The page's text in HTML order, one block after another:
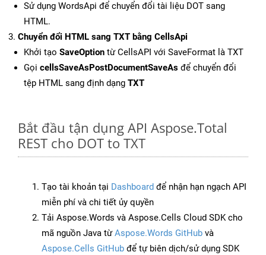
Sử dụng WordsApi để chuyển đổi tài liệu DOT sang
HTML.
Chuyển đổi HTML sang TXT bằng CellsApi
Khởi tạo SaveOption từ CellsAPI với SaveFormat là TXT
Gọi cellsSaveAsPostDocumentSaveAs để chuyển đổi
tệp HTML sang định dạng TXT
Bắt đầu tận dụng API Aspose.Total
REST cho DOT to TXT
Tạo tài khoản tại Dashboard để nhận hạn ngạch API
miễn phí và chi tiết ủy quyền
Tải Aspose.Words và Aspose.Cells Cloud SDK cho
mã nguồn Java từAspose.Words GitHub và
Aspose.Cells GitHub để tự biên dịch/sử dụng SDK